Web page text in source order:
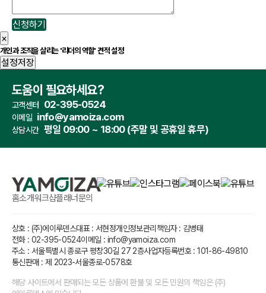
신청하기
×
개인과 조직을 살리는 '리더의 역할' 견적 설정
설정저장
도움이 필요하세요?
고객센터 02-395-0524
이메일 info@yamoiza.com
상담시간 평일 09:00 ~ 18:00 (주말 및 공휴일 휴무)
홈소개워크샵플래너문의
상호 : (주)에이루덴스대표 : 서현정개인정보관리책임자 : 김병태
전화 : 02-395-0524이메일 : info@yamoiza.com
주소 : 서울특별시 종로구 평창30길 27 2층사업자등록번호 : 101-86-49810
통신판매 : 제 2023-서울종로-0578호
해당 사이트에서 판매되는 모든 상품에 환불 및 모든 민원의 책임은 (주)